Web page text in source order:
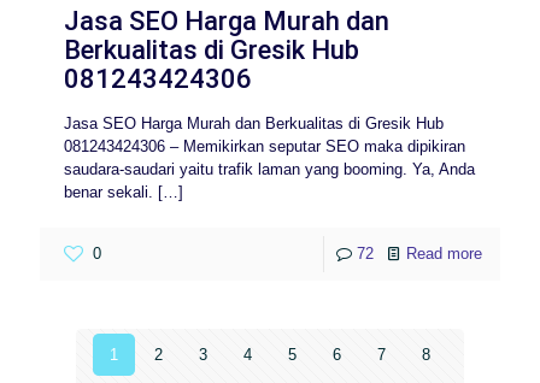
Jasa SEO Harga Murah dan
Berkualitas di Gresik Hub
081243424306
Jasa SEO Harga Murah dan Berkualitas di Gresik Hub
081243424306 – Memikirkan seputar SEO maka dipikiran
saudara-saudari yaitu trafik laman yang booming. Ya, Anda
benar sekali.
[…]
0 72 Read more
1 2 3 4 5 6 7 8